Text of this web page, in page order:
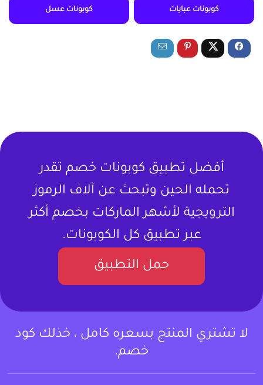
كوبونات عبايات كوبونات عسل
أفضل تطبيق كوبونات خصم تقدر
تحمله الحين وتبحث عن آلاف الرموز
الترويجية لأشهر الماركات بخصم أكثر
عبر تطبيق كل الكوبونات.
حمل التطبيق
لا تشتري المنتج بسعره كامل ، خذلك كود
خصم.